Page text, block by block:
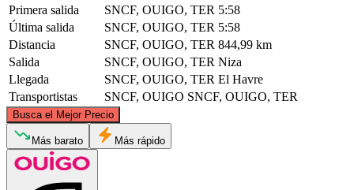
Primera salida
SNCF, OUIGO, TER 5:58
Última salida
SNCF, OUIGO, TER 5:58
Distancia
SNCF, OUIGO, TER 844,99 km
Salida
SNCF, OUIGO, TER Niza
Llegada
SNCF, OUIGO, TER El Havre
Transportistas
SNCF, OUIGO SNCF, OUIGO, TER
Busca el Mejor Precio
Le Havre
©CARTO, ©OpenStreetMapcontributors
Más barato Más rápido